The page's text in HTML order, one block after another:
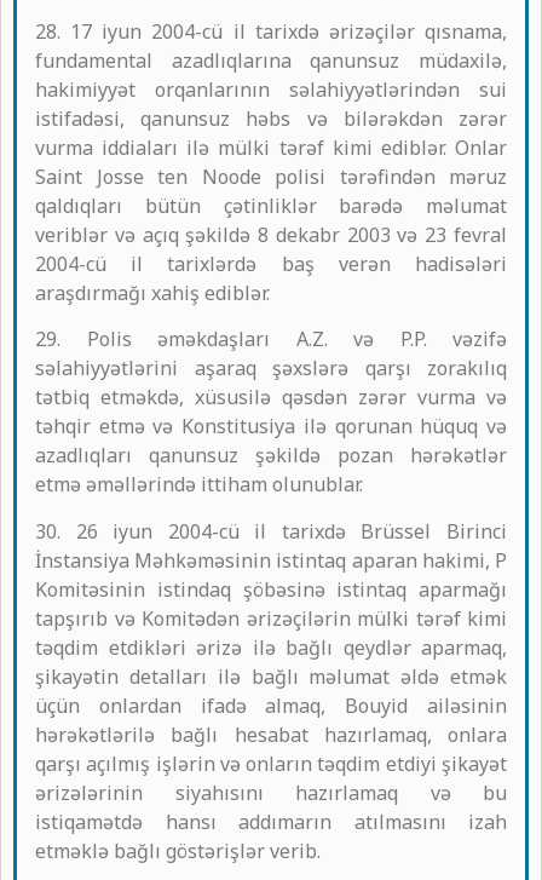
28. 17 iyun 2004-cü il tarixdə ərizəçilər qısnama,
fundamental azadlıqlarına qanunsuz müdaxilə,
hakimiyyət orqanlarının səlahiyyətlərindən sui
istifadəsi, qanunsuz həbs və bilərəkdən zərər
vurma iddiaları ilə mülki tərəf kimi ediblər. Onlar
Saint Josse ten Noode polisi tərəfindən məruz
qaldıqları bütün çətinliklər barədə məlumat
veriblər və açıq şəkildə 8 dekabr 2003 və 23 fevral
2004-cü il tarixlərdə baş verən hadisələri
araşdırmağı xahiş ediblər.
29. Polis əməkdaşları A.Z. və P.P. vəzifə
səlahiyyətlərini aşaraq şəxslərə qarşı zorakılıq
tətbiq etməkdə, xüsusilə qəsdən zərər vurma və
təhqir etmə və Konstitusiya ilə qorunan hüquq və
azadlıqları qanunsuz şəkildə pozan hərəkətlər
etmə əməllərində ittiham olunublar.
30. 26 iyun 2004-cü il tarixdə Brüssel Birinci
İnstansiya Məhkəməsinin istintaq aparan hakimi, P
Komitəsinin istindaq şöbəsinə istintaq aparmağı
tapşırıb və Komitədən ərizəçilərin mülki tərəf kimi
təqdim etdikləri ərizə ilə bağlı qeydlər aparmaq,
şikayətin detalları ilə bağlı məlumat əldə etmək
üçün onlardan ifadə almaq, Bouyid ailəsinin
hərəkətlərilə bağlı hesabat hazırlamaq, onlara
qarşı açılmış işlərin və onların təqdim etdiyi şikayət
ərizələrinin siyahısını hazırlamaq və bu
istiqamətdə hansı addımarın atılmasını izah
etməklə bağlı göstərişlər verib.